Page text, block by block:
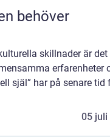
skillnader är det
erfarenheter
själ” har på senare tid
05 juli